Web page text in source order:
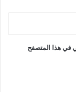
في هذا المتصفح